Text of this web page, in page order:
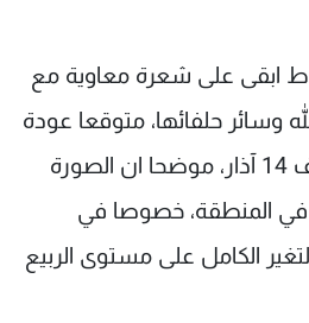
ابقى على شعرة معاوية مع
وسائر حلفائها، متوقعا عودة
زعيم المختارة الى صفوف 14 آذار، موضحا ان الصورة
في المنطقة، خصوصا في
الكامل على مستوى الربيع